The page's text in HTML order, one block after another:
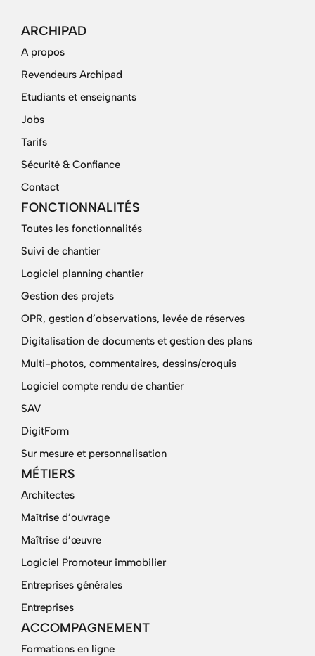
ARCHIPAD
A propos
Revendeurs Archipad
Etudiants et enseignants
Jobs
Tarifs
Sécurité & Confiance
Contact
FONCTIONNALITÉS
Toutes les fonctionnalités
Suivi de chantier
Logiciel planning chantier
Gestion des projets
OPR, gestion d’observations, levée de réserves
Digitalisation de documents et gestion des plans
Multi-photos, commentaires, dessins/croquis
Logiciel compte rendu de chantier
SAV
DigitForm
Sur mesure et personnalisation
MÉTIERS
Architectes
Maîtrise d’ouvrage
Maîtrise d’œuvre
Logiciel Promoteur immobilier
Entreprises générales
Entreprises
ACCOMPAGNEMENT
Formations en ligne